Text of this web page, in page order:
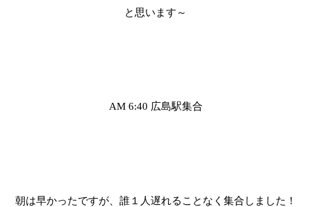
と思います～
AM 6:40 広島駅集合
朝は早かったですが、誰１人遅れることなく集合しました！